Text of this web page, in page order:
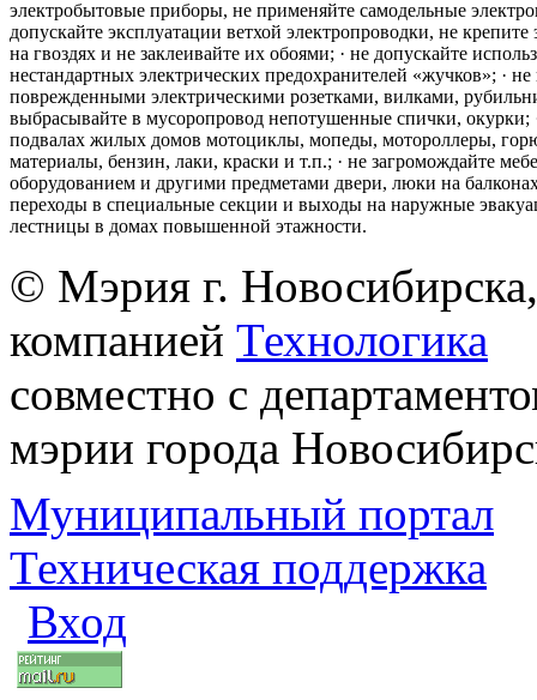
электробытовые приборы, не применяйте самодельные
допускайте эксплуатации ветхой электропроводки, не крепите
на гвоздях и не заклеивайте их обоями; · не допускайте
нестандартных электрических предохранителей «жучков»; · не
поврежденными электрическими розетками, вилками,
выбрасывайте в мусоропровод непотушенные спички, окурки;
подвалах жилых домов мотоциклы, мопеды, мотороллеры,
материалы, бензин, лаки, краски и т.п.; · не загромождайте
оборудованием и другими предметами двери, люки на
переходы в специальные секции и выходы на наружные
лестницы в домах повышенной этажности.
© Мэрия г.
компанией Технологика
совместно с
мэрии города
Муниципальный портал
Техническая поддержка
Вход